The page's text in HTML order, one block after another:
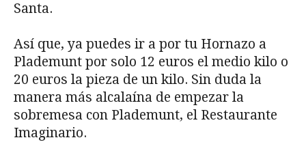
Santa.
Así que, ya puedes ir a por tu Hornazo a
Plademunt por solo 12 euros el medio kilo o
20 euros la pieza de un kilo. Sin duda la
manera más alcalaína de empezar la
sobremesa con Plademunt, el Restaurante
Imaginario.